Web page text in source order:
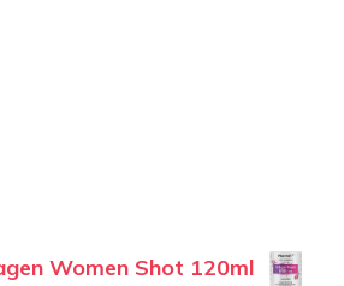
Women Shot 120ml